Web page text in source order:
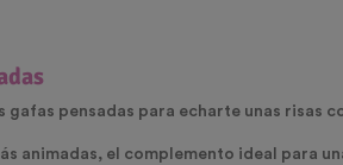
pensadas para echarte unas risas
animadas, el complemento ideal para